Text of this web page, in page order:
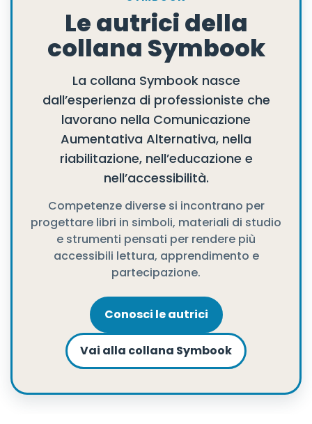
Le autrici della
collana Symbook
La collana Symbook nasce
dall’esperienza di professioniste che
lavorano nella Comunicazione
Aumentativa Alternativa, nella
riabilitazione, nell’educazione e
nell’accessibilità.
Competenze diverse si incontrano per
progettare libri in simboli, materiali di studio
e strumenti pensati per rendere più
accessibili lettura, apprendimento e
partecipazione.
Conosci le autrici
Vai alla collana Symbook